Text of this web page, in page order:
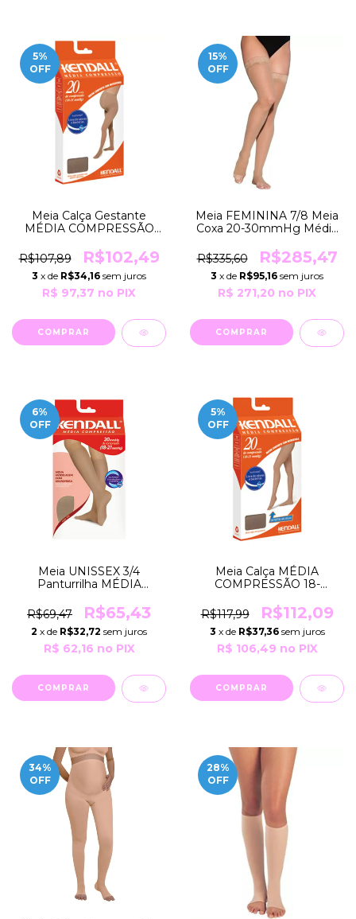
5%
OFF
Meia Calça Gestante
MÉDIA COMPRESSÃO
COR Mel Natural GRUPO
103 Kendall
R$107,89 R$102,49
3 x de R$34,16 sem juros
R$ 97,37 no PIX
COMPRAR
15%
OFF
Meia FEMININA 7/8 Meia
Coxa 20-30mmHg Média
SHEER 782A-AF Sigvaris
R$335,60 R$285,47
3 x de R$95,16 sem juros
R$ 271,20 no PIX
COMPRAR
6%
OFF
Meia UNISSEX 3/4
Panturrilha MÉDIA
21mmHg COR Preta
GRUPO 103 Kendall
R$69,47 R$65,43
2 x de R$32,72 sem juros
R$ 62,16 no PIX
COMPRAR
5%
OFF
Meia Calça MÉDIA
COMPRESSÃO 18-
Ponteira COR Mel Natural
GRUPO 103 Kendall
R$117,99 R$112,09
3 x de R$37,36 sem juros
R$ 106,49 no PIX
COMPRAR
34%
OFF
28%
OFF